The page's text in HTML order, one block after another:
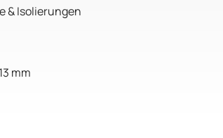
& Isolierungen
mm